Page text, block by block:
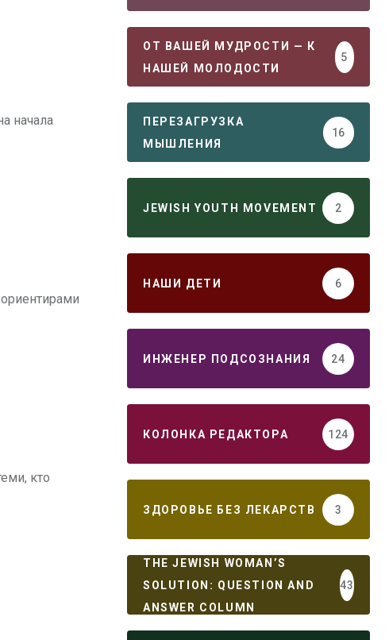
начала
кто
ОТ ВАШЕЙ МУДРОСТИ — К
НАШЕЙ МОЛОДОСТИ
5
ПЕРЕЗАГРУЗКА
МЫШЛЕНИЯ
16
JEWISH YOUTH MOVEMENT 2
НАШИ ДЕТИ 6
ИНЖЕНЕР ПОДСОЗНАНИЯ 24
КОЛОНКА РЕДАКТОРА 124
ЗДОРОВЬЕ БЕЗ ЛЕКАРСТВ 3
THE JEWISH WOMAN’S
SOLUTION: QUESTION AND
ANSWER COLUMN
43